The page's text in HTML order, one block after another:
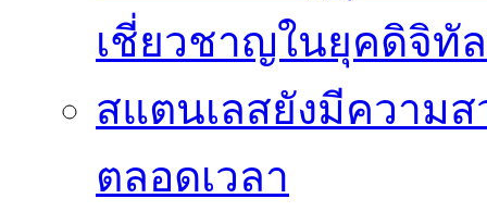
เชี่ยวชาญในยุคดิจิทัล
สแตนเลสยังมีความ
ตลอดเวลา